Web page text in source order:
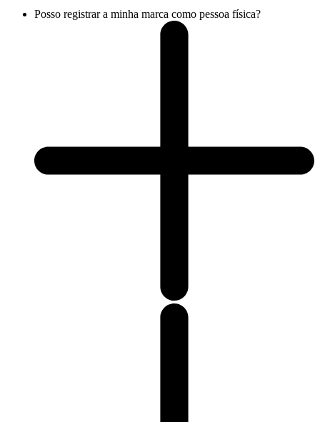
Posso registrar a minha marca como pessoa física?